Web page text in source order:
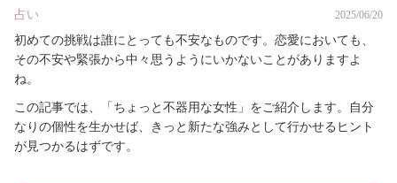
占い 2025/06/20
初めての挑戦は誰にとっても不安なものです。恋愛においても、
その不安や緊張から中々思うようにいかないことがありますよ
ね。
この記事では、「ちょっと不器用な女性」をご紹介します。自分
なりの個性を生かせば、きっと新たな強みとして行かせるヒント
が見つかるはずです。